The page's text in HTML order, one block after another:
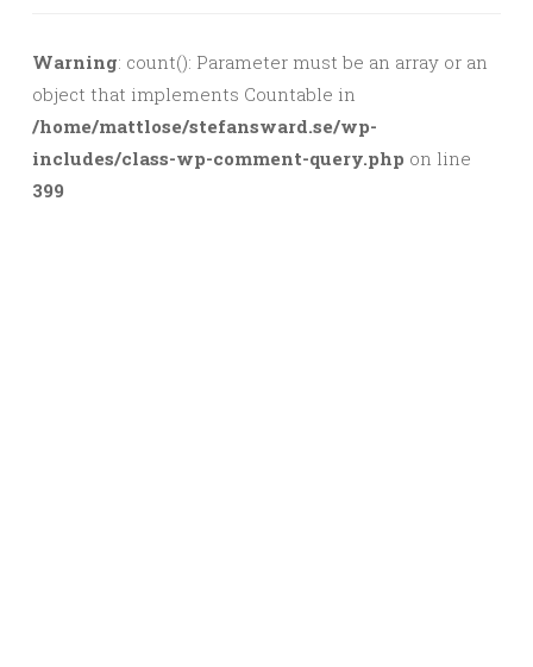
Warning: count(): Parameter must be an array or an
object that implements Countable in
/home/mattlose/stefansward.se/wp-
includes/class-wp-comment-query.php on line
399